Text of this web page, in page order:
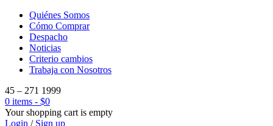
Quiénes Somos
Cómo Comprar
Despacho
Noticias
Criterio cambios
Trabaja con Nosotros
45 – 271 1999
0 items - $0
Your shopping cart is empty
Login / Sign up